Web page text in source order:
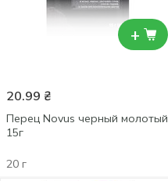
+
20.99 ₴
Перец Novus черный молотый
15г
20 г